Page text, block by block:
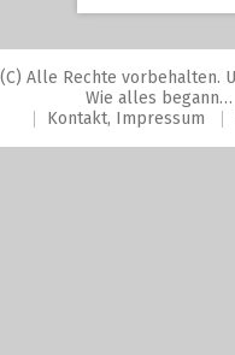
(C) Alle Rechte vorbehalten.
Wie alles begann…
Kontakt, Impressum